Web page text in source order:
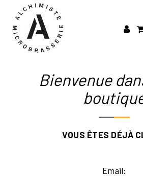
Bienvenue
VOUS ÊTES DÉJÀ
Email: